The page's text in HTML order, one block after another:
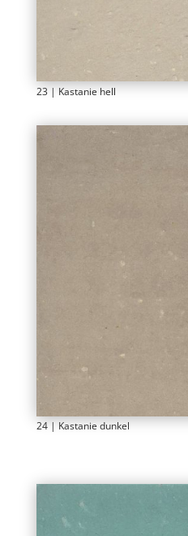
23 | Kastanie hell
24 | Kastanie dunkel